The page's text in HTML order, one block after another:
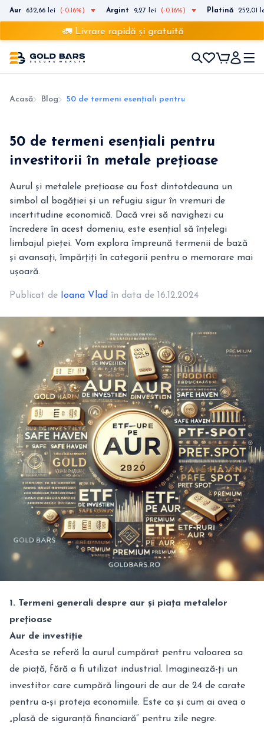
Aur 632,66 lei (-0.16%) Argint 9,27 lei (-0.16%) Platină 252,01
🚛 Livrare rapidă și gratuită
Acasă Blog 50 de termeni esențiali pentru investitorii în
50 de termeni esențiali pentru
investitorii în metale prețioase
Aurul și metalele prețioase au fost dintotdeauna un
simbol al bogăției și un refugiu sigur în vremuri de
incertitudine economică. Dacă vrei să navighezi cu
încredere în acest domeniu, este esențial să înțelegi
limbajul pieței. Vom explora împreună termenii de bază
și avansați, împărțiți în categorii pentru o memorare mai
ușoară.
Publicat de Ioana Vlad în data de 16.12.2024
1. Termeni generali despre aur și piața metalelor
prețioase
Aur de investiție
Acesta se referă la aurul cumpărat pentru valoarea sa
de piață, fără a fi utilizat industrial. Imaginează-ți un
investitor care cumpără lingouri de aur de 24 de carate
pentru a-și proteja economiile. Este ca și cum ai avea o
„plasă de siguranță financiară” pentru zile negre.